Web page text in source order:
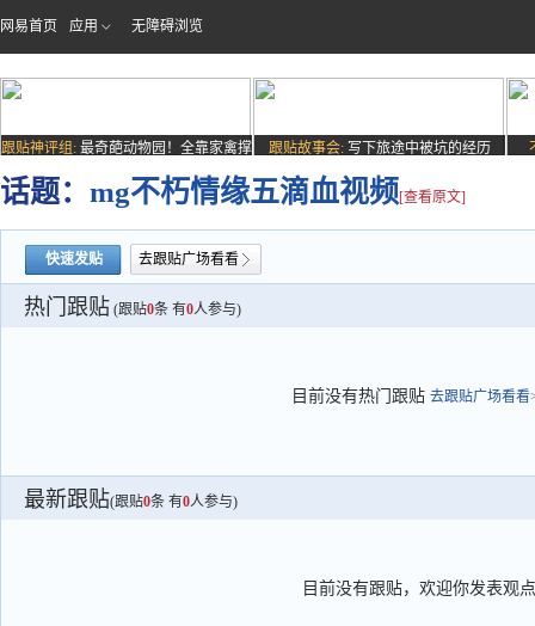
网易首页 应用 无障碍浏览
跟贴神评组: 最奇葩动物园！全靠家禽撑
场子
跟贴故事会: 写下旅途中被坑的经历
话题： mg不朽情缘五滴血视频[查看原文]
快速发贴 去跟贴广场看看
热门跟贴 (跟贴0条 有0人参与)
目前没有热门跟贴 去跟贴广场看看
最新跟贴(跟贴0条 有0人参与)
目前没有跟贴，欢迎你发表观点